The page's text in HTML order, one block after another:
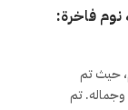
نوم فاخرة:
حيث تم
تم